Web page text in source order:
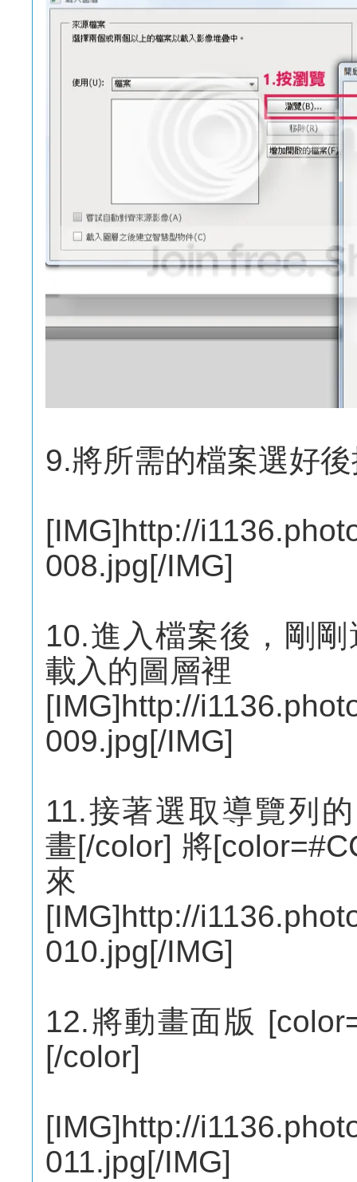
9.將所需的檔案選好
[IMG]http://
008.jpg[/IMG]
10.進入檔案後，剛
載入的圖層裡
[IMG]http://
009.jpg[/IMG]
11.接著選取導覽列
畫[/color] 將
來
[IMG]http://
010.jpg[/IMG]
12.將動畫面版
[/color]
[IMG]http://
011.jpg[/IMG]